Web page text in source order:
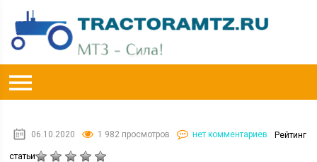
06.10.2020 1 982 просмотров нет комментариев Рейтинг
статьи